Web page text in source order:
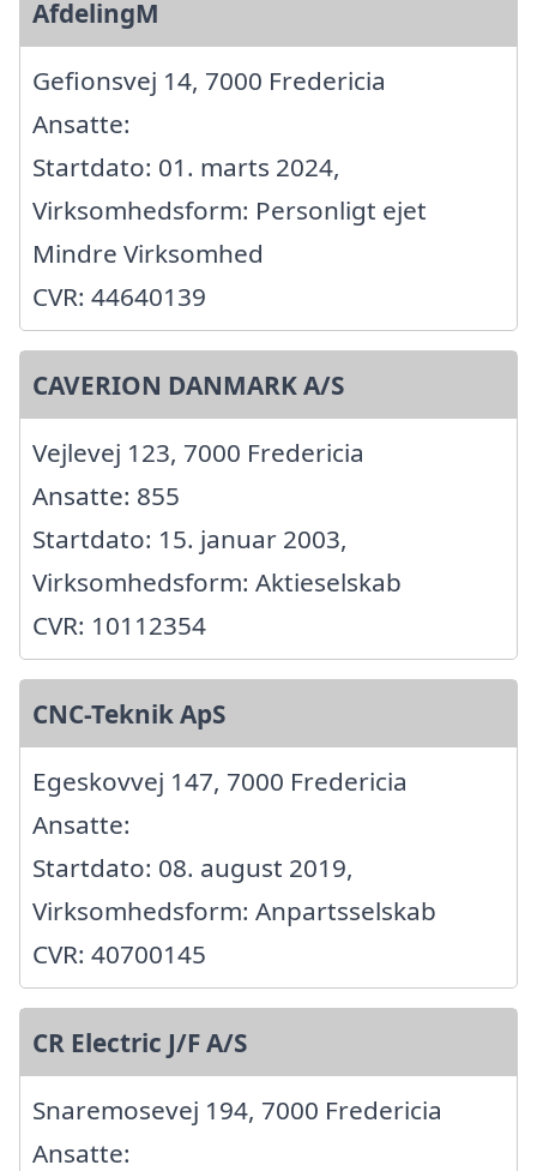
AfdelingM
Gefionsvej 14, 7000 Fredericia
Ansatte:
Startdato: 01. marts 2024,
Virksomhedsform: Personligt ejet
Mindre Virksomhed
CVR: 44640139
CAVERION DANMARK A/S
Vejlevej 123, 7000 Fredericia
Ansatte: 855
Startdato: 15. januar 2003,
Virksomhedsform: Aktieselskab
CVR: 10112354
CNC-Teknik ApS
Egeskovvej 147, 7000 Fredericia
Ansatte:
Startdato: 08. august 2019,
Virksomhedsform: Anpartsselskab
CVR: 40700145
CR Electric J/F A/S
Snaremosevej 194, 7000 Fredericia
Ansatte: